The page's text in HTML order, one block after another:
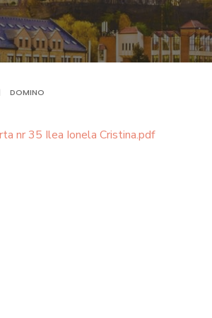
DOMINO
nr 35 Ilea Ionela Cristina.pdf